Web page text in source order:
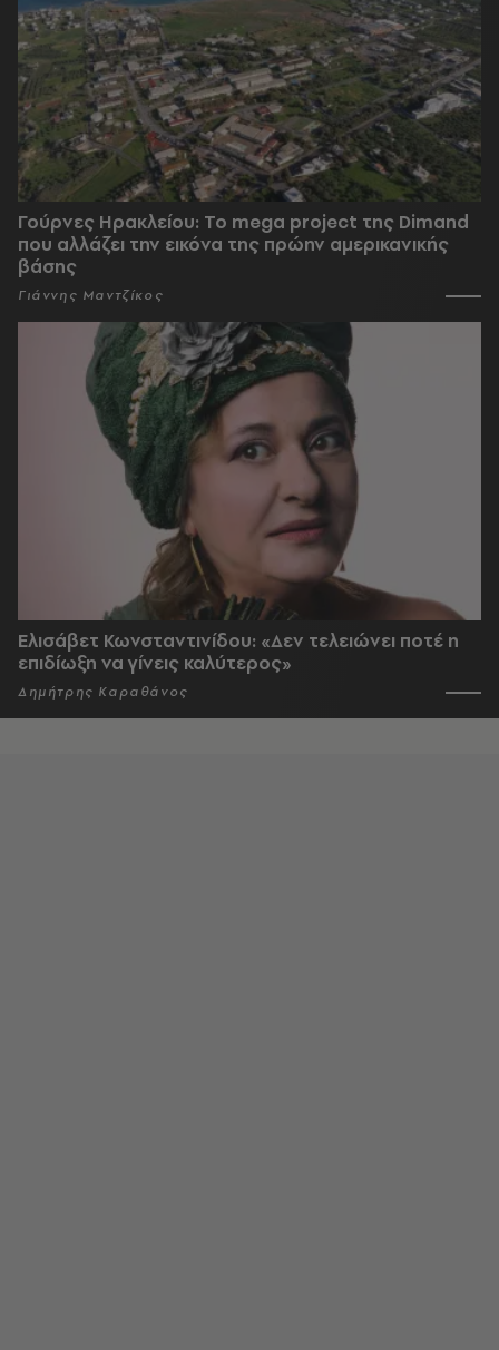
Γούρνες Ηρακλείου: To mega project της Dimand
που αλλάζει την εικόνα της πρώην αμερικανικής
βάσης
Γιάννης Μαντζίκος
Ελισάβετ Κωνσταντινίδου: «Δεν τελειώνει ποτέ η
επιδίωξη να γίνεις καλύτερος»
Δημήτρης Καραθάνος